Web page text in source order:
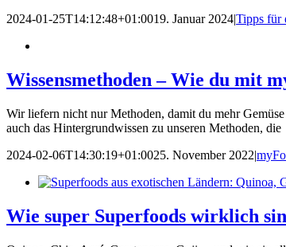
2024-01-25T14:12:48+01:0019. Januar 2024|Tipps für
Wissensmethoden – Wie du mit
Wir liefern nicht nur Methoden, damit du mehr
auch das Hintergrundwissen zu unseren Methoden, die
2024-02-06T14:30:19+01:0025. November 2022|
Wie super Superfoods wirklich